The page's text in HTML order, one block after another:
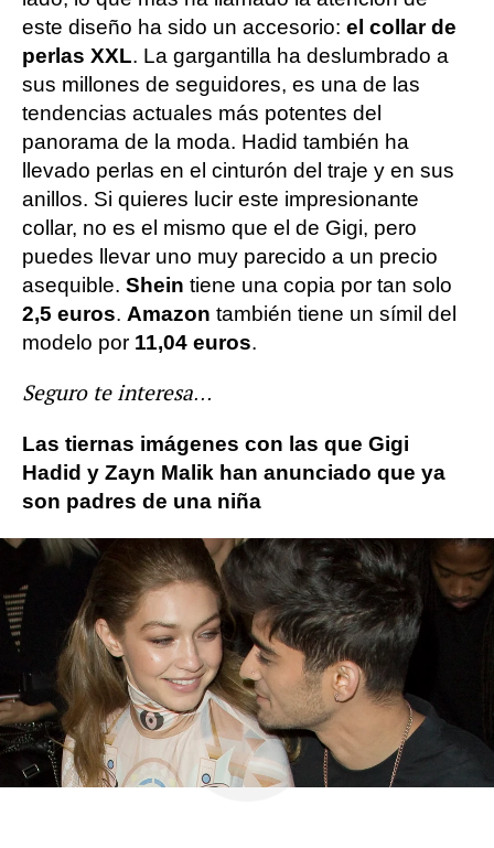
este diseño ha sido un accesorio: el collar de
perlas XXL. La gargantilla ha deslumbrado a
sus millones de seguidores, es una de las
tendencias actuales más potentes del
panorama de la moda. Hadid también ha
llevado perlas en el cinturón del traje y en sus
anillos. Si quieres lucir este impresionante
collar, no es el mismo que el de Gigi, pero
puedes llevar uno muy parecido a un precio
asequible. Shein tiene una copia por tan solo
2,5 euros. Amazon también tiene un símil del
modelo por 11,04 euros.
Seguro te interesa…
Las tiernas imágenes con las que Gigi
Hadid y Zayn Malik han anunciado que ya
son padres de una niña